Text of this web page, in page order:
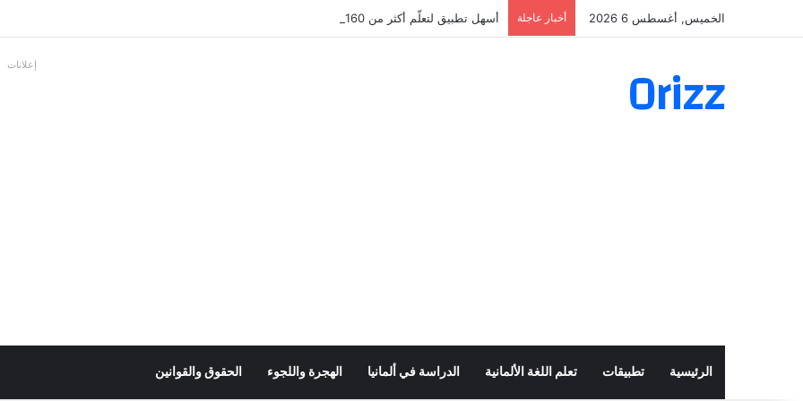
الخميس, أغسطس 6 2026 أخبار عاجلة أسهل تطبيق لتعلّم أكثر من 160 ألف فعل بالألمانية
Orizz إعلانات
الرئيسية تطبيقات تعلم اللغة الألمانية الدراسة في ألمانيا الهجرة واللجوء الحقوق والقوانين